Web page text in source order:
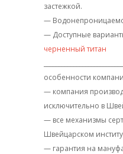
застежкой.
—
— Доступные
черненный титан
особенности
— компания
исключительно в
— все механизмы
Швейцарском
— гарантия на